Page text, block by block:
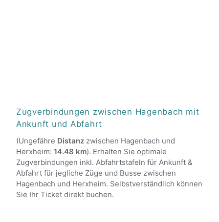
Zugverbindungen zwischen Hagenbach mit
Ankunft und Abfahrt
(Ungefähre Distanzzwischen Hagenbach und
Herxheim: 14.48 km). Erhalten Sie optimale
Zugverbindungen inkl. Abfahrtstafeln für Ankunft &
Abfahrt für jegliche Züge und Busse zwischen
Hagenbach und Herxheim. Selbstverständlich können
Sie Ihr Ticket direkt buchen.